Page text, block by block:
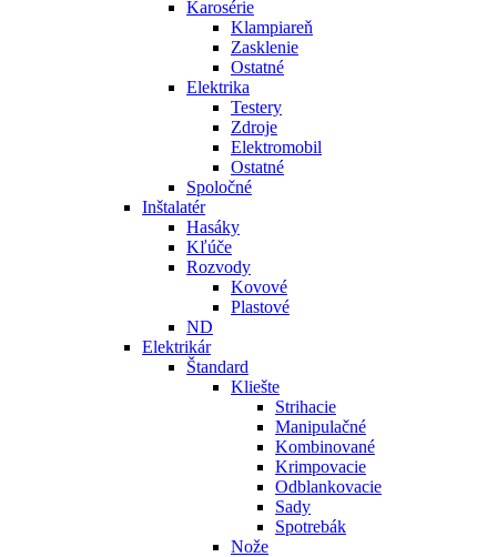
Karosérie
Klampiareň
Zasklenie
Ostatné
Elektrika
Testery
Zdroje
Elektromobil
Ostatné
Spoločné
Inštalatér
Hasáky
Kľúče
Rozvody
Kovové
Plastové
ND
Elektrikár
Štandard
Kliešte
Strihacie
Manipulačné
Kombinované
Krimpovacie
Odblankovacie
Sady
Spotrebák
Nože